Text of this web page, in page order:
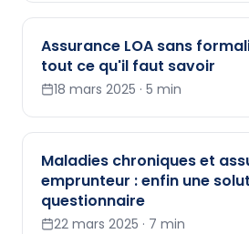
Assurance LOA sans
tout ce qu'il faut savoir
18 mars 2025 · 5 min
Maladies chroniques et
emprunteur : enfin une
questionnaire
22 mars 2025 · 7 min